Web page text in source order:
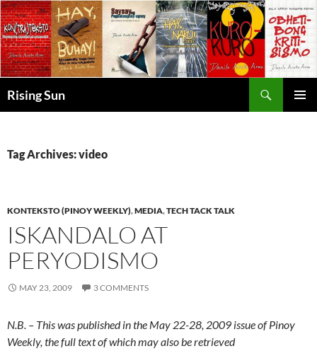
Skip
to
content
Rising Sun
Tag Archives: video
KONTEKSTO (PINOY WEEKLY),MEDIA,TECH TACK TALK
ISKANDALO AT
PERYODISMO
MAY 23, 2009 3 COMMENTS
N.B. – This was published in the May 22-28, 2009 issue of Pinoy
Weekly, the full text of which may also be retrieved